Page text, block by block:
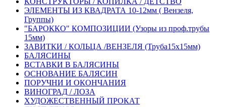
ЭЛЕМЕНТЫ ИЗ КВАДРАТА 10-12мм ( Вензеля,
Группы)
"БАРОККО" КОМПОЗИЦИИ (Узоры из проф.трубы
15мм)
ЗАВИТКИ / КОЛЬЦА /ВЕНЗЕЛЯ (Труба15х15мм)
БАЛЯСИНЫ
ВСТАВКИ В БАЛЯСИНЫ
ОСНОВАНИЕ БАЛЯСИН
ПОРУЧНИ И ОКОНЧАНИЯ
ВИНОГРАД / ЛОЗА
ХУДОЖЕСТВЕННЫЙ ПРОКАТ